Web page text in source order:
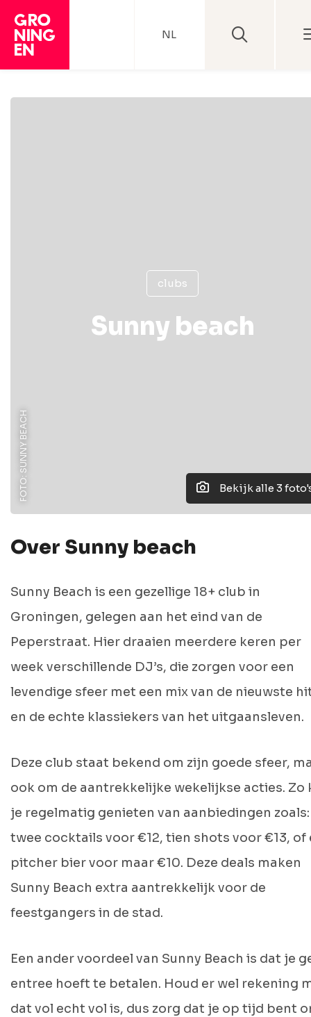
NL
clubs
Sunny beach
Bekijk alle 3
FOTO: SUNNY BEACH
Over Sunny beach
Sunny Beach is een gezellige 18+ club in
Groningen, gelegen aan het eind van de
Peperstraat. Hier draaien meerdere keren per
week verschillende DJ’s, die zorgen voor een
levendige sfeer met een mix van de nieuwste
en de echte klassiekers van het uitgaansleven.
Deze club staat bekend om zijn goede sfeer,
ook om de aantrekkelijke wekelijkse acties. Zo
je regelmatig genieten van aanbiedingen zoals:
twee cocktails voor €12, tien shots voor €13, of
pitcher bier voor maar €10. Deze deals maken
Sunny Beach extra aantrekkelijk voor de
feestgangers in de stad.
Een ander voordeel van Sunny Beach is dat je
entree hoeft te betalen. Houd er wel rekening
dat vol echt vol is, dus zorg dat je op tijd bent